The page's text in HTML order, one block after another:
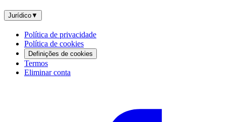
Jurídico▼
Política de privacidade
Política de cookies
Definições de cookies
Termos
Eliminar conta